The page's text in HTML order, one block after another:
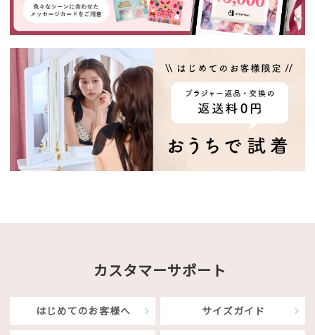
カスタマーサポート
はじめてのお客様へ サイズガイド